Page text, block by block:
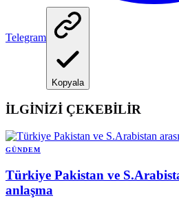
Telegram
Kopyala
İLGİNİZİ ÇEKEBİLİR
GÜNDEM
Türkiye Pakistan ve
anlaşma